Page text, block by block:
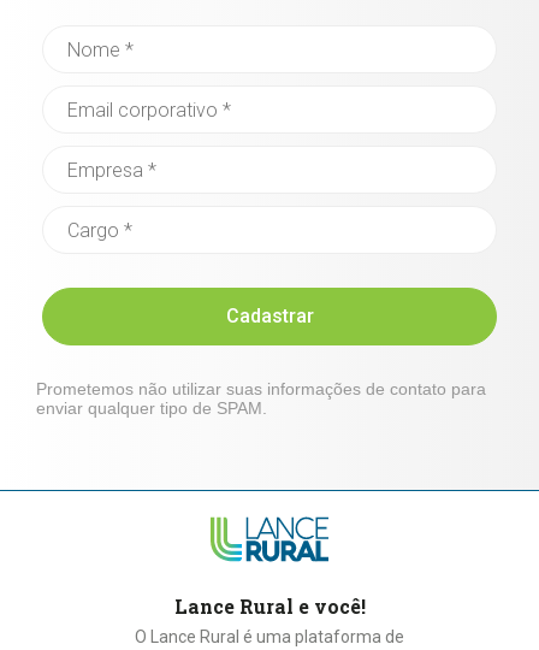
Cadastrar
Prometemos não utilizar suas informações de contato para
enviar qualquer tipo de SPAM.
Lance Rural e você!
O Lance Rural é uma plataforma de